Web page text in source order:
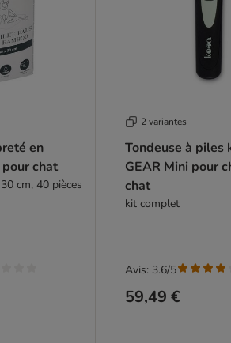
en
chat
cm, 40 pièces
2 variantes
Tondeuse à piles
GEAR Mini pour
chat
kit complet
59,49 €
Avis: 3.6/5